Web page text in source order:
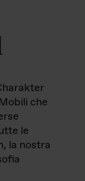
che
le
la nostra